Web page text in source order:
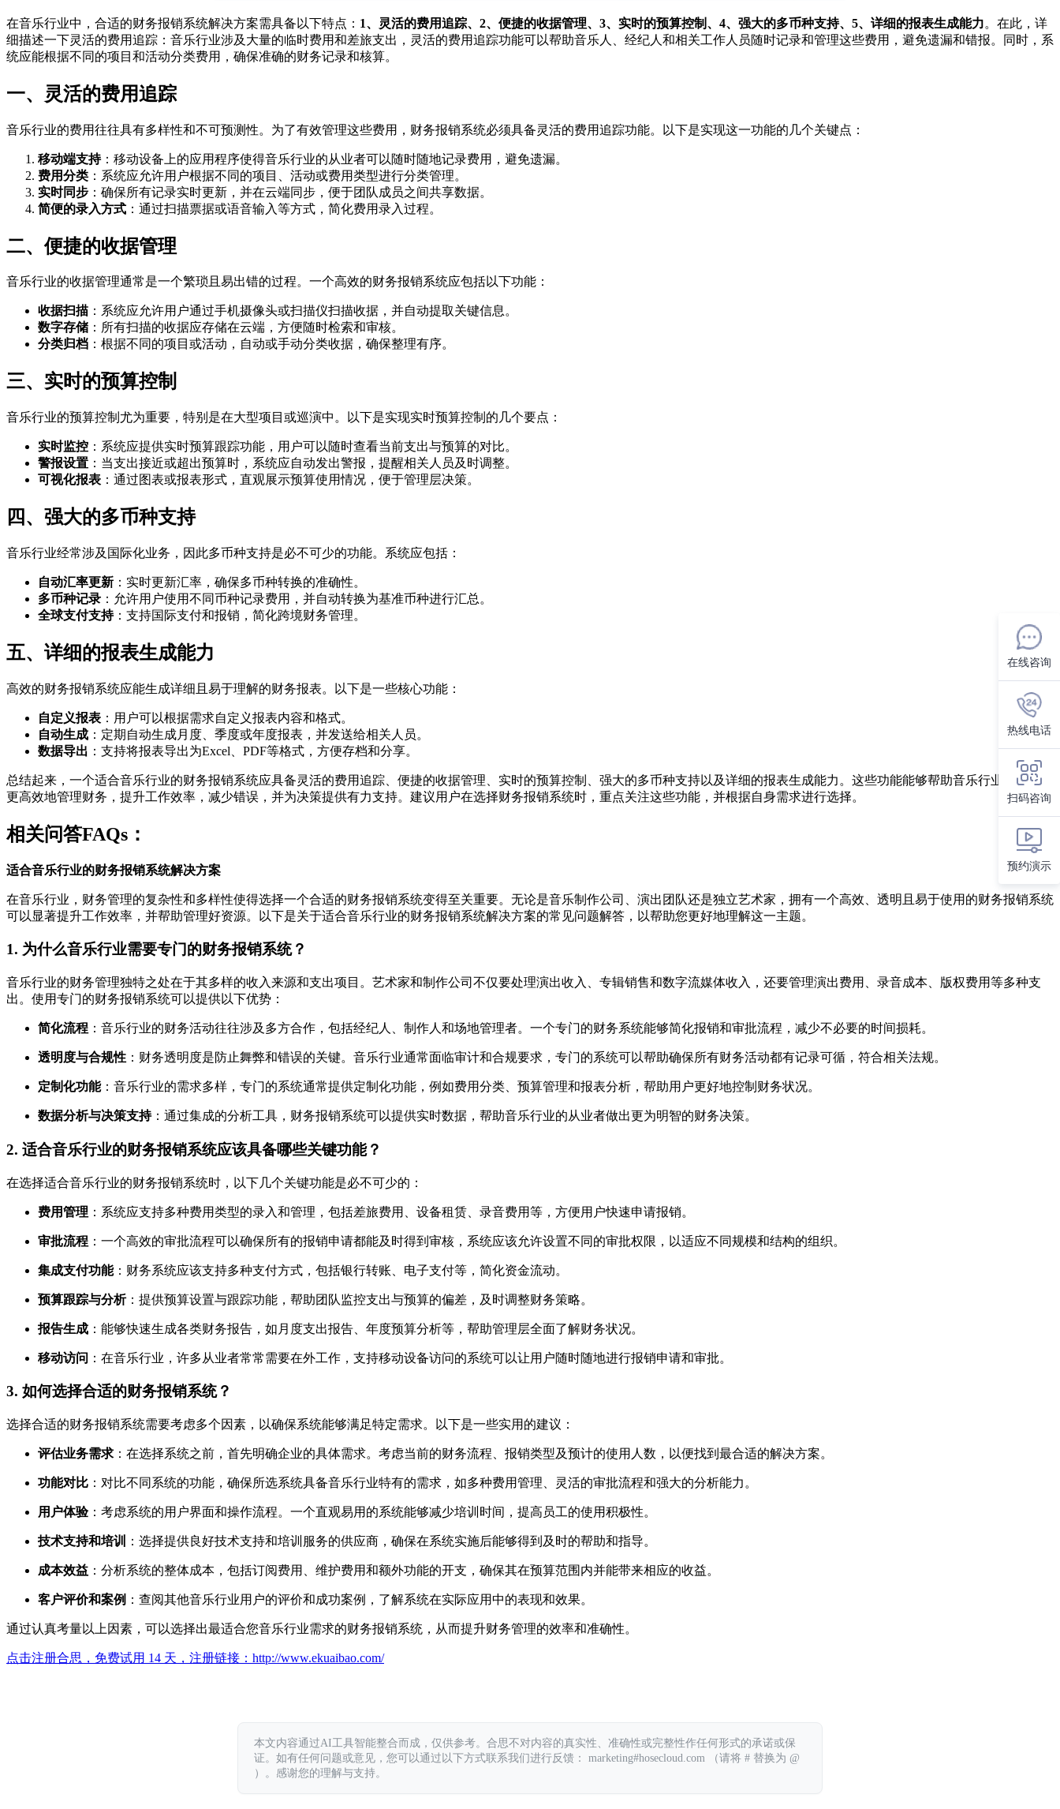
在音乐行业中，合适的财务报销系统解决方案需具备以下特点： 1、灵活的费用追踪、2、便捷的收据管理、3、实时的预算控制、4、强大的多币种支持、5、详细的报表生成能力。在此，详
细描述一下灵活的费用追踪：音乐行业涉及大量的临时费用和差旅支出，灵活的费用追踪功能可以帮助音乐人、经纪人和相关工作人员随时记录和管理这些费用，避免遗漏和错报。同时，系
统应能根据不同的项目和活动分类费用，确保准确的财务记录和核算。
一、灵活的费用追踪
音乐行业的费用往往具有多样性和不可预测性。为了有效管理这些费用，财务报销系统必须具备灵活的费用追踪功能。以下是实现这一功能的几个关键点：
移动端支持：移动设备上的应用程序使得音乐行业的从业者可以随时随地记录费用，避免遗漏。
费用分类 ：系统应允许用户根据不同的项目、活动或费用类型进行分类管理。
实时同步 ：确保所有记录实时更新，并在云端同步，便于团队成员之间共享数据。
简便的录入方式 ：通过扫描票据或语音输入等方式，简化费用录入过程。
二、便捷的收据管理
音乐行业的收据管理通常是一个繁琐且易出错的过程。一个高效的财务报销系统应包括以下功能：
收据扫描 ：系统应允许用户通过手机摄像头或扫描仪扫描收据，并自动提取关键信息。
数字存储 ：所有扫描的收据应存储在云端，方便随时检索和审核。
分类归档 ：根据不同的项目或活动，自动或手动分类收据，确保整理有序。
三、实时的预算控制
音乐行业的预算控制尤为重要，特别是在大型项目或巡演中。以下是实现实时预算控制的几个要点：
实时监控 ：系统应提供实时预算跟踪功能，用户可以随时查看当前支出与预算的对比。
警报设置 ：当支出接近或超出预算时，系统应自动发出警报，提醒相关人员及时调整。
可视化报表 ：通过图表或报表形式，直观展示预算使用情况，便于管理层决策。
四、强大的多币种支持
音乐行业经常涉及国际化业务，因此多币种支持是必不可少的功能。系统应包括：
自动汇率更新 ：实时更新汇率，确保多币种转换的准确性。
多币种记录 ：允许用户使用不同币种记录费用，并自动转换为基准币种进行汇总。
全球支付支持：支持国际支付和报销，简化跨境财务管理。
五、详细的报表生成能力
高效的财务报销系统应能生成详细且易于理解的财务报表。以下是一些核心功能：
自定义报表 ：用户可以根据需求自定义报表内容和格式。
自动生成 ：定期自动生成月度、季度或年度报表，并发送给相关人员。
数据导出 ：支持将报表导出为Excel、PDF等格式，方便存档和分享。
总结起来，一个适合音乐行业的财务报销系统应具备灵活的费用追踪、便捷的收据管理、实时的预算控制、强大的多币种支持以及详细的报表生成能力。这些功能能够帮助音乐行业的从业者
更高效地管理财务，提升工作效率，减少错误，并为决策提供有力支持。建议用户在选择财务报销系统时，重点关注这些功能，并根据自身需求进行选择。
相关问答FAQs：
适合音乐行业的财务报销系统解决方案
在音乐行业，财务管理的复杂性和多样性使得选择一个合适的财务报销系统变得至关重要。无论是音乐制作公司、演出团队还是独立艺术家，拥有一个高效、透明且易于使用的财务报销系统
可以显著提升工作效率，并帮助管理好资源。以下是关于适合音乐行业的财务报销系统解决方案的常见问题解答，以帮助您更好地理解这一主题。
1. 为什么音乐行业需要专门的财务报销系统？
音乐行业的财务管理独特之处在于其多样的收入来源和支出项目。艺术家和制作公司不仅要处理演出收入、专辑销售和数字流媒体收入，还要管理演出费用、录音成本、版权费用等多种支
出。使用专门的财务报销系统可以提供以下优势：
简化流程 ：音乐行业的财务活动往往涉及多方合作，包括经纪人、制作人和场地管理者。一个专门的财务系统能够简化报销和审批流程，减少不必要的时间损耗。
透明度与合规性 ：财务透明度是防止舞弊和错误的关键。音乐行业通常面临审计和合规要求，专门的系统可以帮助确保所有财务活动都有记录可循，符合相关法规。
定制化功能：音乐行业的需求多样，专门的系统通常提供定制化功能，例如费用分类、预算管理和报表分析，帮助用户更好地控制财务状况。
数据分析与决策支持：通过集成的分析工具，财务报销系统可以提供实时数据，帮助音乐行业的从业者做出更为明智的财务决策。
2. 适合音乐行业的财务报销系统应该具备哪些关键功能？
在选择适合音乐行业的财务报销系统时，以下几个关键功能是必不可少的：
费用管理 ：系统应支持多种费用类型的录入和管理，包括差旅费用、设备租赁、录音费用等，方便用户快速申请报销。
审批流程 ：一个高效的审批流程可以确保所有的报销申请都能及时得到审核，系统应该允许设置不同的审批权限，以适应不同规模和结构的组织。
集成支付功能：财务系统应该支持多种支付方式，包括银行转账、电子支付等，简化资金流动。
预算跟踪与分析：提供预算设置与跟踪功能，帮助团队监控支出与预算的偏差，及时调整财务策略。
报告生成 ：能够快速生成各类财务报告，如月度支出报告、年度预算分析等，帮助管理层全面了解财务状况。
移动访问 ：在音乐行业，许多从业者常常需要在外工作，支持移动设备访问的系统可以让用户随时随地进行报销申请和审批。
3. 如何选择合适的财务报销系统？
选择合适的财务报销系统需要考虑多个因素，以确保系统能够满足特定需求。以下是一些实用的建议：
评估业务需求 ：在选择系统之前，首先明确企业的具体需求。考虑当前的财务流程、报销类型及预计的使用人数，以便找到最合适的解决方案。
功能对比 ：对比不同系统的功能，确保所选系统具备音乐行业特有的需求，如多种费用管理、灵活的审批流程和强大的分析能力。
用户体验：考虑系统的用户界面和操作流程。一个直观易用的系统能够减少培训时间，提高员工的使用积极性。
技术支持和培训 ：选择提供良好技术支持和培训服务的供应商，确保在系统实施后能够得到及时的帮助和指导。
成本效益 ：分析系统的整体成本，包括订阅费用、维护费用和额外功能的开支，确保其在预算范围内并能带来相应的收益。
客户评价和案例 ：查阅其他音乐行业用户的评价和成功案例，了解系统在实际应用中的表现和效果。
通过认真考量以上因素，可以选择出最适合您音乐行业需求的财务报销系统，从而提升财务管理的效率和准确性。
点击注册合思，免费试用 14 天，注册链接： http://www.ekuaibao.com/
本文内容通过AI工具智能整合而成，仅供参考。合思不对内容的真实性、准确性或完整性作任何形式的承诺或保
证。如有任何问题或意见，您可以通过以下方式联系我们进行反馈： marketing#hosecloud.com （请将 # 替换为 @
）。感谢您的理解与支持。
在线咨询
热线电话
扫码咨询
预约演示